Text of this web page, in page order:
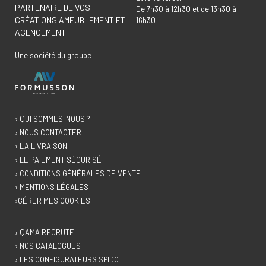
PARTENAIRE DE VOS
CRÉATIONS AMEUBLEMENT ET
AGENCEMENT
Une société du groupe :
De 7h30 à 12h30 et de 13h30 à
16h30
› QUI SOMMES-NOUS ?
› NOUS CONTACTER
› LA LIVRAISON
› LE PAIEMENT SÉCURISÉ
› CONDITIONS GÉNÉRALES DE VENTE
› MENTIONS LÉGALES
›GÉRER MES COOKIES
› QAMA RECRUTE
› NOS CATALOGUES
› LES CONFIGURATEURS SPIDO